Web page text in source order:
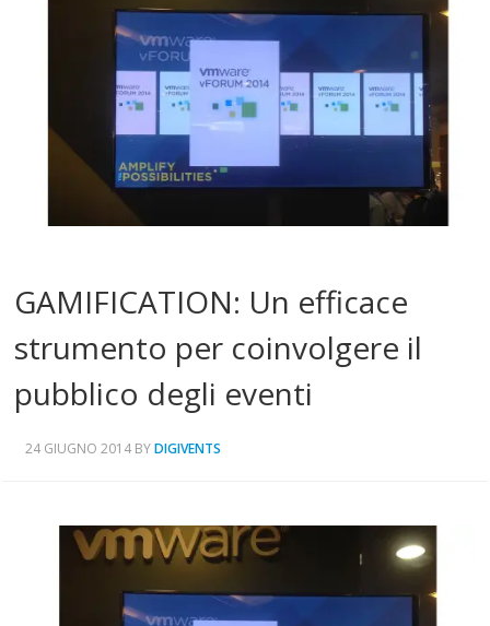
GAMIFICATION: Un efficace
strumento per coinvolgere il
pubblico degli eventi
24 GIUGNO 2014 BYDIGIVENTS